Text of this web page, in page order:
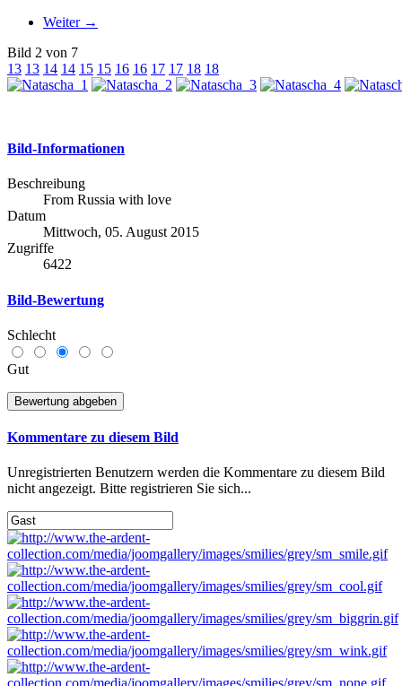
Weiter →
Bild 2 von 7
13 13 14 14 15 15 16 16 17 17 18 18
Bild-Informationen
Beschreibung
From Russia with love
Datum
Mittwoch, 05. August 2015
Zugriffe
6422
Bild-Bewertung
Schlecht
Gut
Kommentare zu diesem Bild
Unregistrierten Benutzern werden die Kommentare zu diesem Bild
nicht angezeigt. Bitte registrieren Sie sich...